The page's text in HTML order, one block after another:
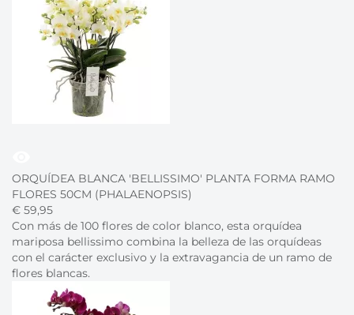
ORQUÍDEA BLANCA 'BELLISSIMO' PLANTA FORMA RAMO
FLORES 50CM (PHALAENOPSIS)
€ 59,95
Con más de 100 flores de color blanco, esta orquídea
mariposa bellissimo combina la belleza de las orquídeas
con el carácter exclusivo y la extravagancia de un ramo de
flores blancas.